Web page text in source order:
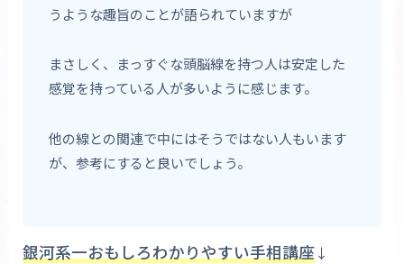
うような趣旨のことが語られていますが
まさしく、まっすぐな頭脳線を持つ人は安定した
感覚を持っている人が多いように感じます。
他の線との関連で中にはそうではない人もいます
が、参考にすると良いでしょう。
銀河系一おもしろわかりやすい手相講座↓